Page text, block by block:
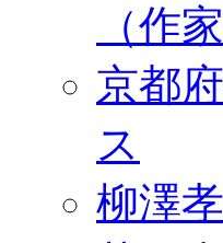
（作
京都
ス
柳澤